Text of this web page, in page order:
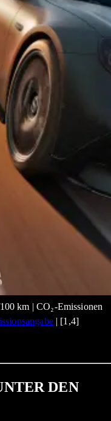
km | CO₂-Emissionen
| [1,4]
DEN